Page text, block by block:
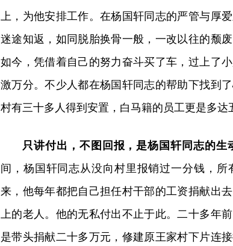
上，为他安排工作。在杨国轩同志的严管与厚
迷途知返，如同脱胎换骨一般，一改以往的颓
如今，凭借着自己的努力奋斗买了车，过上了
激万分。不少人都在杨国轩同志的帮助下找到
村有三十多人得到安置，白马籍的员工更是多达
只讲付出，不图回报，是杨国轩同志的生
间，杨国轩同志从没向村里报销过一分钱，
来，他每年都把自己担任村干部的工资捐献出
上的老人。他的无私付出不止于此。二十多年
是带头捐献二十多万元，修建原王家村下片连